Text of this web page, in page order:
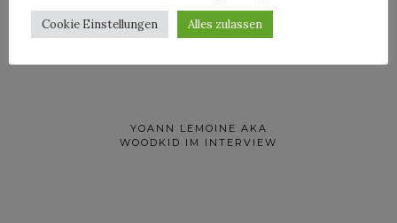
YOANN LEMOINE AKA
WOODKID IM INTERVIEW
Cookie Einstellungen Alles zulassen